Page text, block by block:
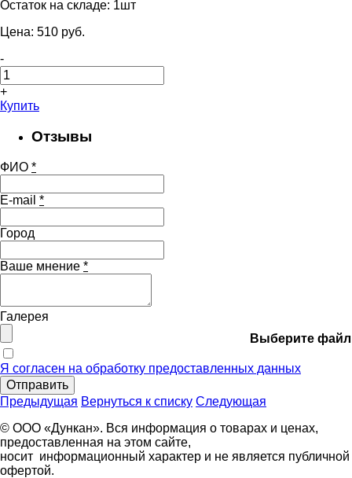
Остаток на складе: 1шт
Цена: 510 pуб.
-
+
Купить
Отзывы
ФИО *
E-mail *
Город
Ваше мнение *
Галерея
Выберите файл
Я согласен на обработку предоставленных данных
Отправить
Предыдущая Вернуться к списку Следующая
© ООО «Дункан». Вся информация о товарах и ценах,
предоставленная на этом сайте,
носит информационный характер и не является публичной
офертой.